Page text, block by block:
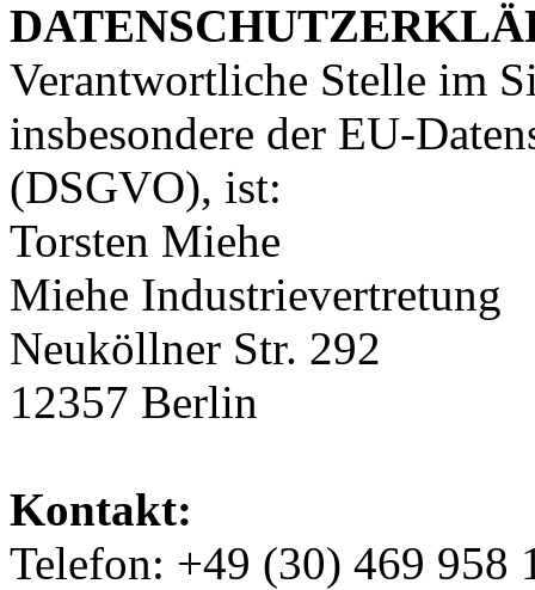
Verantwortliche Stelle im
insbesondere der EU-
(DSGVO), ist:
Torsten Miehe
Miehe Industrievertretung
Neuköllner Str. 292
12357 Berlin
Kontakt:
Telefon: +49 (30) 469 958